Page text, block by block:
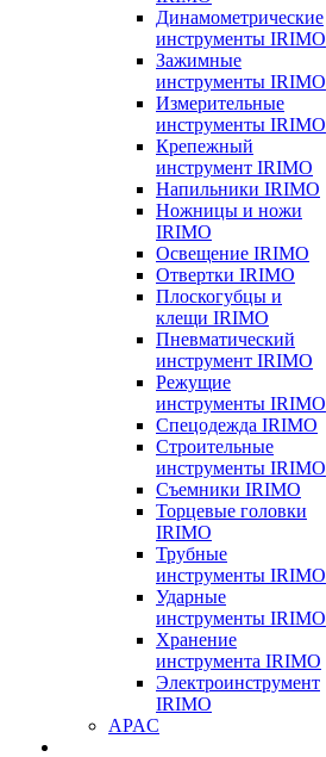
Динамометрические
инструменты IRIMO
Зажимные
инструменты IRIMO
Измерительные
инструменты IRIMO
Крепежный
инструмент IRIMO
Напильники IRIMO
Ножницы и ножи
IRIMO
Освещение IRIMO
Отвертки IRIMO
Плоскогубцы и
клещи IRIMO
Пневматический
инструмент IRIMO
Режущие
инструменты IRIMO
Спецодежда IRIMO
Строительные
инструменты IRIMO
Съемники IRIMO
Торцевые головки
IRIMO
Трубные
инструменты IRIMO
Ударные
инструменты IRIMO
Хранение
инструмента IRIMO
Электроинструмент
IRIMO
APAC